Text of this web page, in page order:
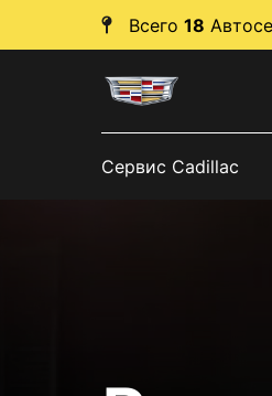
Всего 18
Сервис Cadillac